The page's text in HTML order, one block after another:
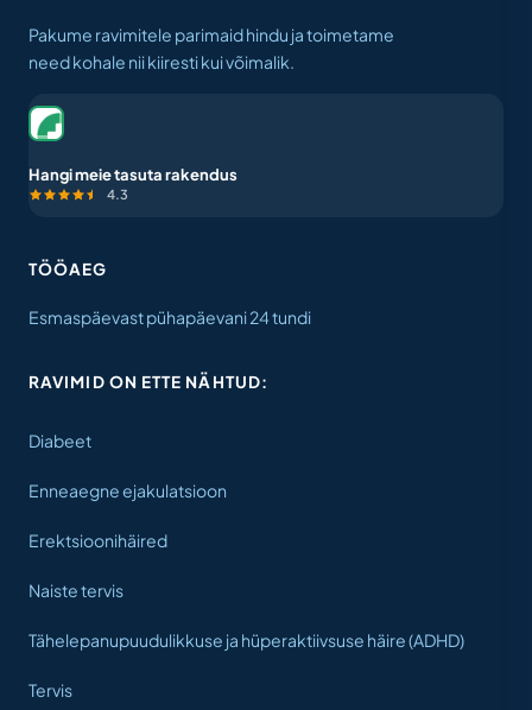
Pakume ravimitele parimaid hindu ja toimetame
need kohale nii kiiresti kui võimalik.
Hangi meie tasuta rakendus
4.3
TÖÖAEG
Esmaspäevast pühapäevani 24 tundi
RAVIMID ON ETTE NÄHTUD:
Diabeet
Enneaegne ejakulatsioon
Erektsioonihäired
Naiste tervis
Tähelepanupuudulikkuse ja hüperaktiivsuse häire (ADHD)
Tervis